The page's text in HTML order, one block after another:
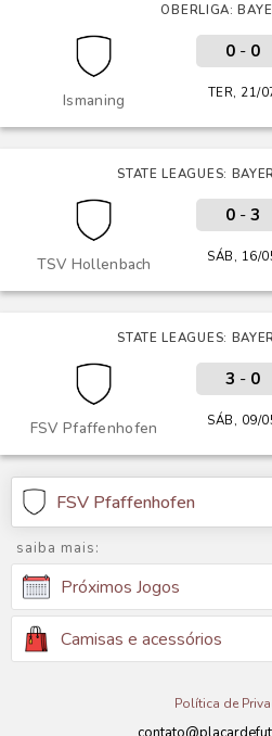
OBERLIGA:
Ismaning
0- 0
TER, 21/
STATE LEAGUES:
TSV Hollenbach
0- 3
SÁB, 16/
STATE LEAGUES:
FSV Pfaffenhofen
3 - 0
SÁB, 09/
FSV Pfaffenhofen
saiba mais:
Próximos Jogos
Camisas e acessórios
Política de